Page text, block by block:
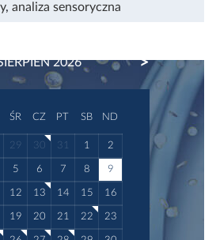
, analiza sensoryczna
2026 NEXT
ŚR CZ PT SB ND
29 30 31 1 2
5 6 7 8 9
12 13 14 15 16
19 20 21 22 23